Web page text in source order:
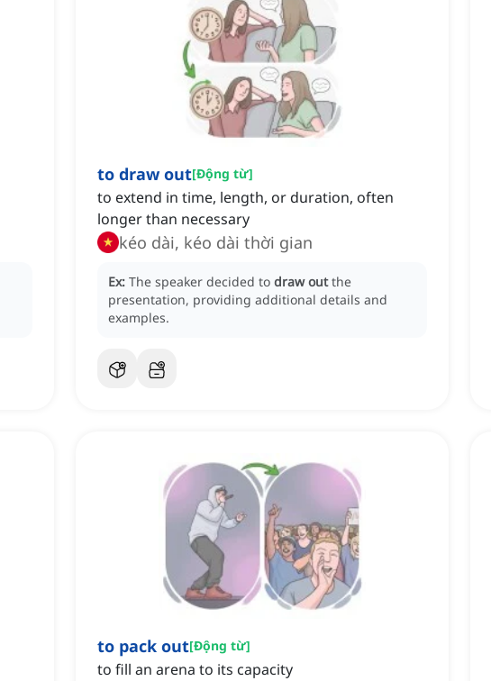
to draw out[Động từ]
to extend in time, length, or duration, often
longer than necessary
kéo dài, kéo dài thời gian
Ex: The speaker decided to draw out the
presentation, providing additional details and
examples.
to pack out[Động từ]
to fill an arena to its capacity